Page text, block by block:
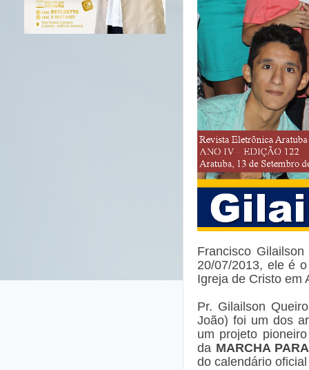
Francisco
20/07/2013, ele é
Igreja de Cristo em
Pr. Gilailson
João) foi um dos
um projeto
da MARCHA
do calendário